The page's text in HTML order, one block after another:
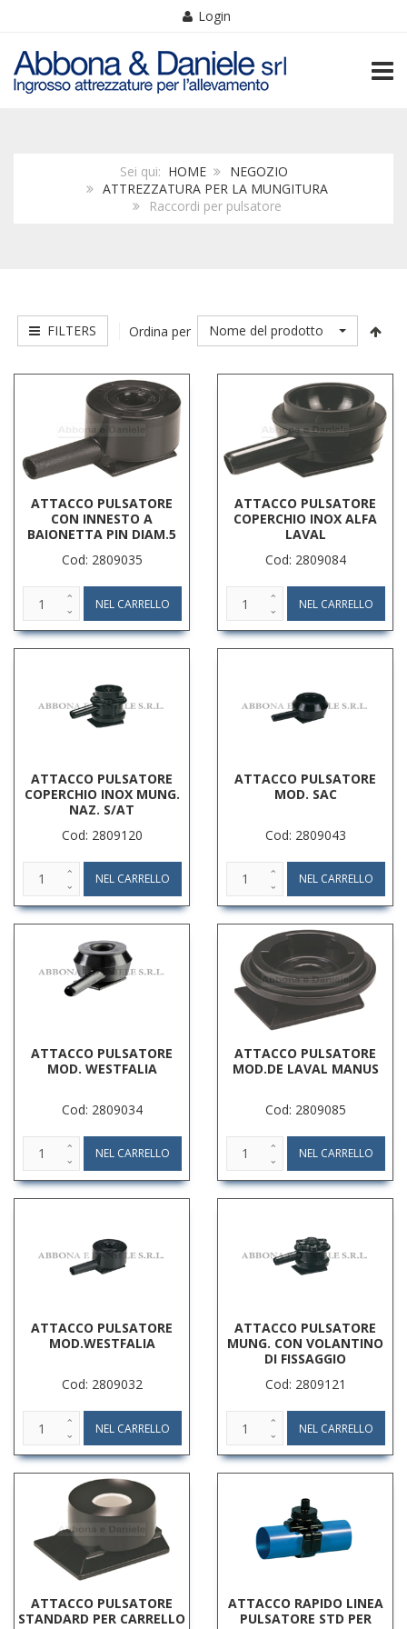
Login
Sei qui: HOME
NEGOZIO
ATTREZZATURA PER LA MUNGITURA
Raccordi per pulsatore
FILTERS Ordina per Nome del prodotto
ATTACCO PULSATORE
CON INNESTO A
BAIONETTA PIN DIAM.5
Cod: 2809035
ATTACCO PULSATORE
COPERCHIO INOX ALFA
LAVAL
Cod: 2809084
ATTACCO PULSATORE
COPERCHIO INOX MUNG.
NAZ. S/AT
Cod: 2809120
ATTACCO PULSATORE
MOD. SAC
Cod: 2809043
ATTACCO PULSATORE
MOD. WESTFALIA
Cod: 2809034
ATTACCO PULSATORE
MOD.DE LAVAL MANUS
Cod: 2809085
ATTACCO PULSATORE
MOD.WESTFALIA
Cod: 2809032
ATTACCO PULSATORE
MUNG. CON VOLANTINO
DI FISSAGGIO
Cod: 2809121
ATTACCO PULSATORE
STANDARD PER CARRELLO
ATTACCO RAPIDO LINEA
PULSATORE STD PER